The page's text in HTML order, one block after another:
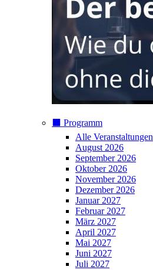
⬛️ Programm
Alle Veranstaltungen
August 2026
September 2026
Oktober 2026
November 2026
Dezember 2026
Januar 2027
Februar 2027
März 2027
April 2027
Mai 2027
Juni 2027
Juli 2027